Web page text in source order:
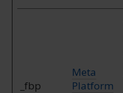
_fbp
Meta
Platform